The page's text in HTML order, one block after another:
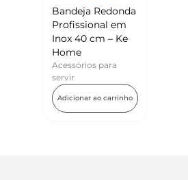
Bandeja Redonda
Profissional em
Inox 40 cm – Ke
Home
Acessórios para
servir
Adicionar ao carrinho